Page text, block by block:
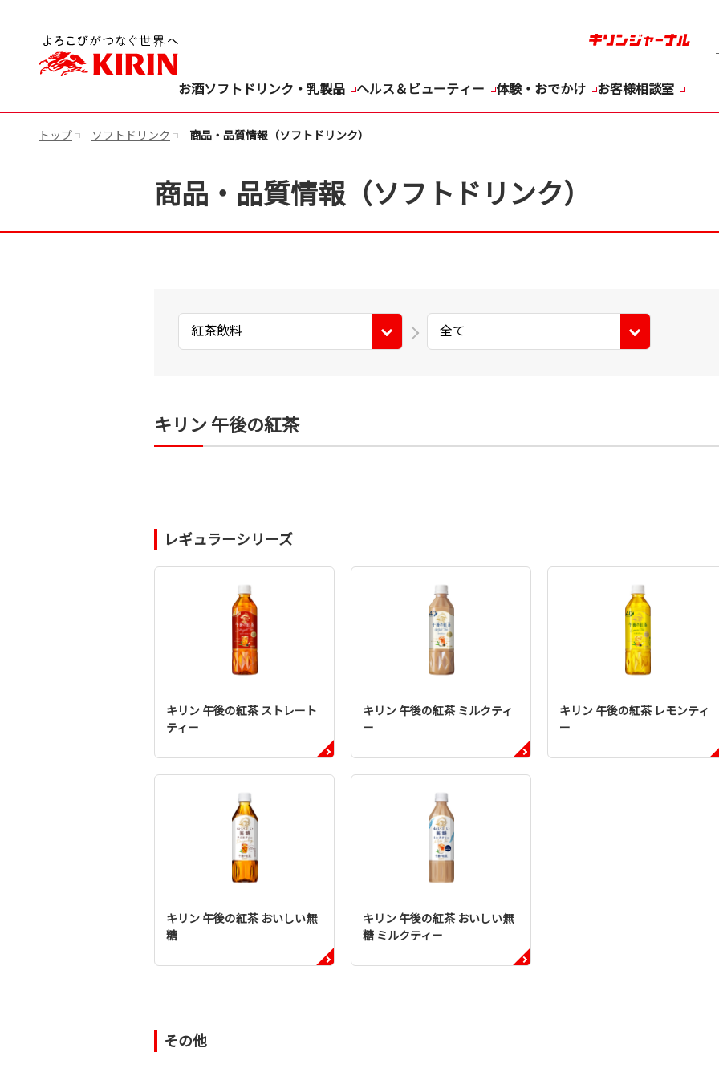
お酒ソフトドリンク・乳製品 ヘルス＆ビューティー 体験・おでかけ お客様相談室
トップ ソフトドリンク 商品・品質情報（ソフトドリンク）
商品・品質情報（ソフトドリンク）
キリン 午後の紅茶
レギュラーシリーズ
キリン 午後の紅茶 ストレート
ティー
キリン 午後の紅茶 ミルクティ
ー
キリン 午後の紅茶 レモンティ
ー
キリン 午後の紅茶 おいしい無
糖
キリン 午後の紅茶 おいしい無
糖 ミルクティー
その他